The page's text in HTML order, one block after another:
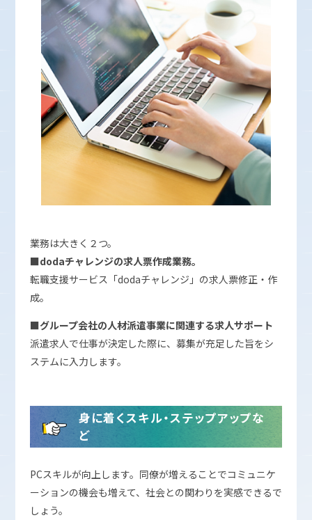
業務は大きく２つ。
■dodaチャレンジの求人票作成業務。
転職支援サービス「dodaチャレンジ」の求人票修正・作
成。
■グループ会社の人材派遣事業に関連する求人サポート
派遣求人で仕事が決定した際に、募集が充足した旨をシ
ステムに入力します。
身に着くスキル・ステップアップな
ど
PCスキルが向上します。同僚が増えることでコミュニケ
ーションの機会も増えて、社会との関わりを実感できるで
しょう。